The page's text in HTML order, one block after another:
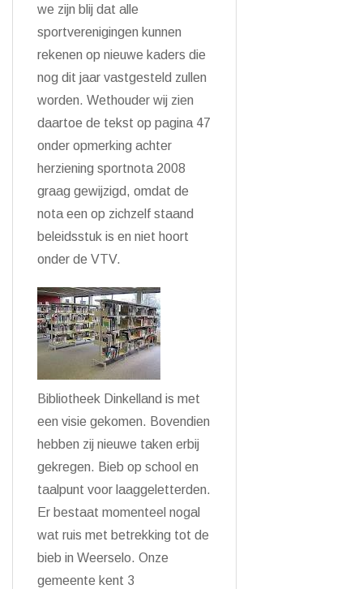
we zijn blij dat alle
sportverenigingen kunnen
rekenen op nieuwe kaders die
nog dit jaar vastgesteld zullen
worden. Wethouder wij zien
daartoe de tekst op pagina 47
onder opmerking achter
herziening sportnota 2008
graag gewijzigd, omdat de
nota een op zichzelf staand
beleidsstuk is en niet hoort
onder de VTV.
Bibliotheek Dinkelland is met
een visie gekomen. Bovendien
hebben zij nieuwe taken erbij
gekregen. Bieb op school en
taalpunt voor laaggeletterden.
Er bestaat momenteel nogal
wat ruis met betrekking tot de
bieb in Weerselo. Onze
gemeente kent 3